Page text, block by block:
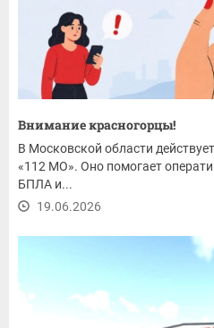
Внимание красногорцы!
В Московской области
«112 МО». Оно помогает
БПЛА и...
19.06.2026